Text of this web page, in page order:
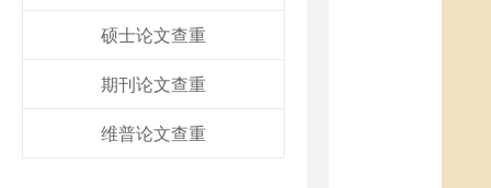
硕士论文查重
期刊论文查重
维普论文查重